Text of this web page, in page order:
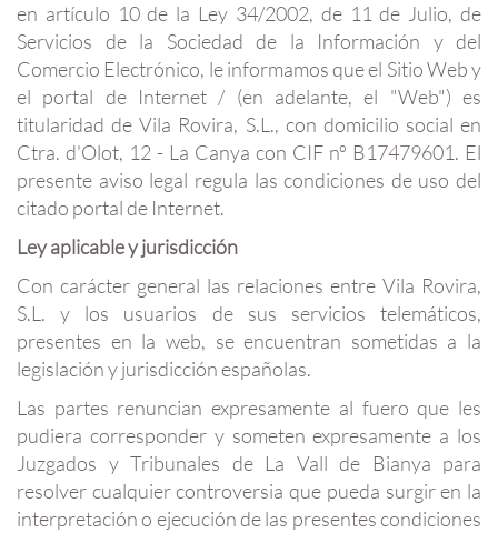
en artículo 10 de la Ley 34/2002, de 11 de Julio, de
Servicios de la Sociedad de la Información y del
Comercio Electrónico, le informamos que el Sitio Web y
el portal de Internet / (en adelante, el "Web") es
titularidad de Vila Rovira, S.L., con domicilio social en
Ctra. d'Olot, 12 - La Canya con CIF nº B17479601. El
presente aviso legal regula las condiciones de uso del
citado portal de Internet.
Ley aplicable y jurisdicción
Con carácter general las relaciones entre Vila Rovira,
S.L. y los usuarios de sus servicios telemáticos,
presentes en la web, se encuentran sometidas a la
legislación y jurisdicción españolas.
Las partes renuncian expresamente al fuero que les
pudiera corresponder y someten expresamente a los
Juzgados y Tribunales de La Vall de Bianya para
resolver cualquier controversia que pueda surgir en la
interpretación o ejecución de las presentes condiciones